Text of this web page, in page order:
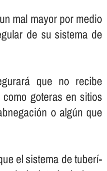
mal mayor por medio
de su sistema de
que no recibe
goteras en sitios
o algún que
el sistema de tuberí­